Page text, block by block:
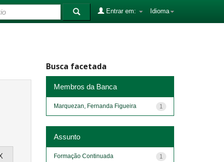
Idioma
Entrar em:
Busca facetada
Membros da Banca
1
Marquezan, Fernanda Figueira
Assunto
1
Formação Continuada